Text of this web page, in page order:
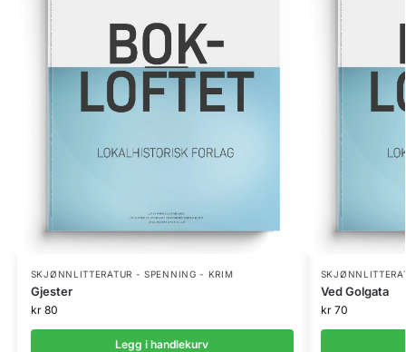
SKJØNNLITTERATUR - SPENNING - KRIM
Gjester
kr80
Legg i handlekurv
Ved Golgata
kr70